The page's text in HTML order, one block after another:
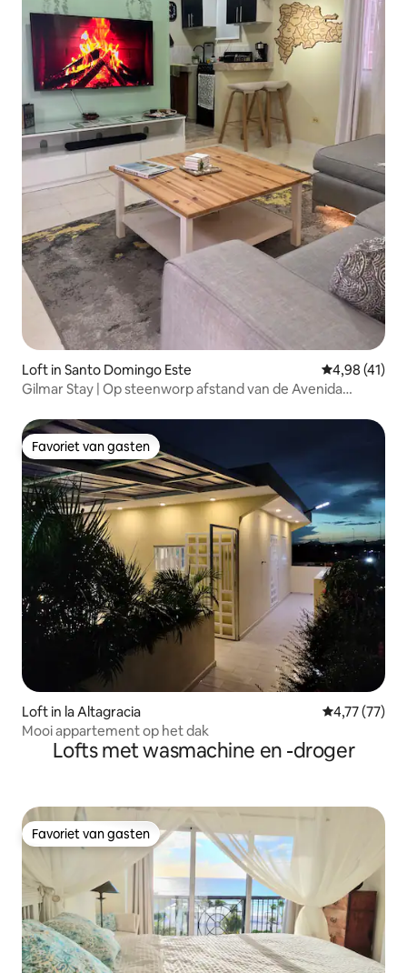
Loft in Santo Domingo Este Gemiddelde
4,98 (41)
Gilmar Stay | Op steenworp afstand van de Avenida
Favoriet van gasten
Favoriet van gasten
Loft in la Altagracia Gemiddelde
4,77 (77)
Mooi appartement op het dak
Lofts met wasmachine en -droger
Favoriet van gasten
Favoriet van gasten